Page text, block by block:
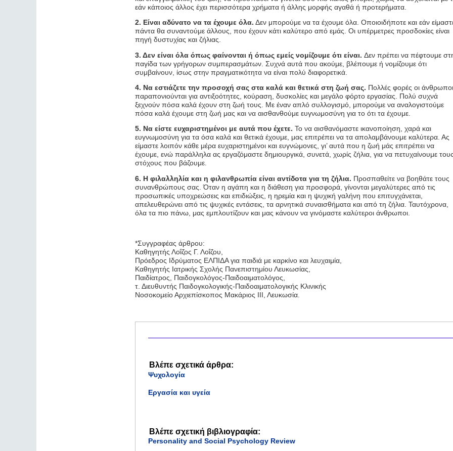
εάν κάποιος άλλος έχει περισσότερα χρήματα ή άλλης μορφής αγαθά ή προτερήματα.
2. Είναι αδύνατο να τα έχουμε όλα. Δεν μπορούμε να τα έχουμε όλα. Οποιοιδήποτε και εάν
πάντα θα συναντούμε άλλους, που έχουν κάτι καλύτερο από εμάς. Οι υπέρμετρες προσδοκίες είναι
πηγή δυστυχίας και ζήλιας.
3. Δεν είναι όλα όπως φαίνονται ή όπως εμείς νομίζουμε ότι είναι. Δεν πρέπει να πέφτουμε
παγίδα των γρήγορων συμπερασμάτων. Συχνά αυτά που ακούμε, βλέπουμε ή νομίζουμε ότι
συμβαίνουν, ίσως στην πραγματικότητα να είναι πολύ διαφορετικά.
4. Να εστιάζετε την προσοχή σας στα καλά και θετικά στη ζωή σας. Πολλές φορές οι άνθρωποι
παραπονιούνται για αντιξοότητες, κούραση, δυσκολίες και μεγάλο φόρτο εργασίας. Πολύ συχνά
ξεχνούν πόσα καλά έχουν στη ζωή τους. Με έναν απλό συλλογισμό, μπορούμε να αναλογιστούμε
πόσα καλά έχουμε στη ζωή μας και να αισθανθούμε ευγνωμοσύνη για το ότι τα έχουμε.
5. Να είστε ευχαριστημένοι με αυτά που έχετε. Το να αισθανόμαστε ικανοποίηση, χαρά και
ευγνωμοσύνη για τα όσα καλά και θετικά έχουμε, μας επιτρέπει να τα απολαμβάνουμε καλύτερα. Ας
είμαστε λοιπόν κάθε μέρα ευχαριστημένοι και ευγνώμονες, γι’ αυτά που η ζωή μάς επιτρέπει να
έχουμε, ενώ παράλληλα ας εργαζόμαστε δημιουργικά, συνετά, χωρίς ζήλια, για να πετυχαίνουμε
στόχους που βάζουμε.
6. Η φιλαλληλία και η φιλανθρωπία είναι αντίδοτα για τη ζήλια. Προσπαθείτε να βοηθάτε τους
συνανθρώπους σας. Όταν η αγάπη και η διάθεση για προσφορά, γίνονται μεγαλύτερες από τις
προσωπικές υποχρεώσεις και επιδιώξεις, η ηρεμία και η ψυχική γαλήνη που επιτυγχάνεται,
απελευθερώνει από τις ψυχικές εντάσεις, τα αρνητικά συναισθήματα και από τη ζήλια. Ταυτόχρονα,
όλα τα πιο πάνω, μας εμπλουτίζουν και μας κάνουν να γινόμαστε καλύτεροι άνθρωποι.
*Συγγραφέας άρθρου:
Καθηγητής Λοΐζος Γ. Λοΐζου,
Πρόεδρος Ιδρύματος ΕΛΠΙΔΑ για παιδιά με καρκίνο και λευχαιμία,
Καθηγητής Ιατρικής Σχολής Πανεπιστημίου Λευκωσίας,
Παιδίατρος, Παιδογκολόγος-Παιδοαιματολόγος,
τ. Διευθυντής Παιδογκολογικής-Παιδοαιματολογικής Κλινικής
Νοσοκομείο Αρχιεπίσκοπος Μακάριος ΙΙΙ, Λευκωσία.
Βλέπε σχετικά άρθρα:
Ψυχολογία
Εργασία και υγεία
Βλέπε σχετική βιβλιογραφία:
Personality and Social Psychology Review